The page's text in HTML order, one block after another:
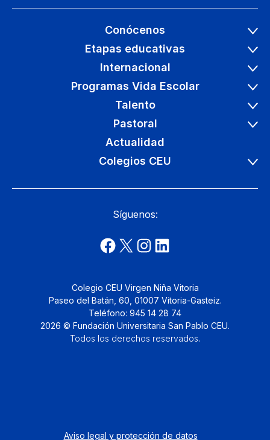
Conócenos
Etapas educativas
Internacional
Programas Vida Escolar
Talento
Pastoral
Actualidad
Colegios CEU
Síguenos:
Colegio CEU Virgen Niña Vitoria
Paseo del Batán, 60, 01007 Vitoria-Gasteiz.
Teléfono: 945 14 28 74
2026 © Fundación Universitaria San Pablo CEU.
Todos los derechos reservados.
Aviso legal y protección de datos